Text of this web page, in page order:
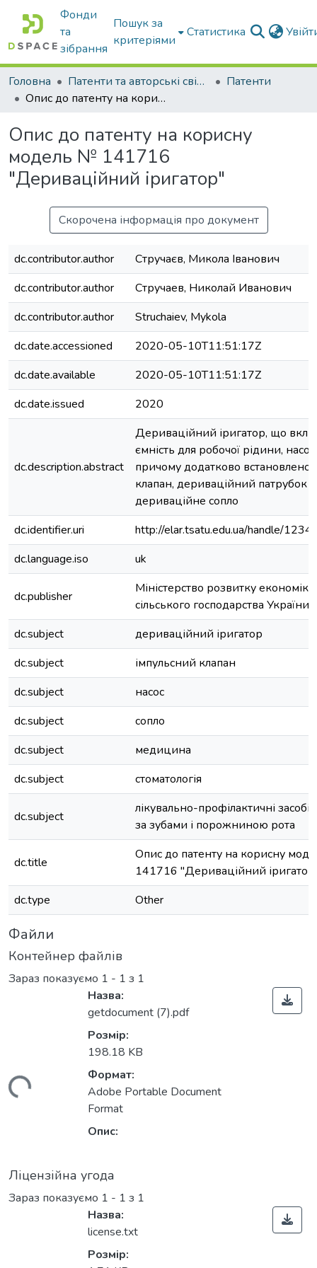
Фонди
та
зібрання
Пошук за
критеріями
Статистика
Головна Патенти та авторські свідоцтва
Патенти
Опис до патенту на корисну модель № 141716 "Дериваційний іригатор"
Опис до патенту на корисну
модель № 141716
"Дериваційний іригатор"
Скорочена інформація про документ
dc.contributor.author
Стручаєв, Микола Іванович
dc.contributor.author
Стручаев, Николай Иванович
dc.contributor.author
Struchaiev, Mykola
dc.date.accessioned
2020-05-10T11:51:17Z
dc.date.available
2020-05-10T11:51:17Z
dc.date.issued
2020
dc.description.abstract
Дериваційний іригатор, що
ємність для робочої рідини,
причому додатково встановлено
клапан, дериваційний патрубок
дериваційне сопло
dc.identifier.uri
http://elar.tsatu.edu.ua/handle/
dc.language.iso
uk
dc.publisher
Міністерство розвитку економіки,
сільського господарства України
dc.subject
дериваційний іригатор
dc.subject
імпульсний клапан
dc.subject
насос
dc.subject
сопло
dc.subject
медицина
dc.subject
стоматологія
dc.subject
лікувально-профілактичні
за зубами і порожниною рота
dc.title
Опис до патенту на корисну
141716 "Дериваційний
dc.type
Other
Файли
Контейнер файлів
Зараз показуємо 1 - 1 з 1
Назва:
getdocument (7).pdf
Розмір:
198.18 KB
Формат:
Adobe Portable Document
Format
Опис:
Ліцензійна угода
Зараз показуємо 1 - 1 з 1
Назва:
license.txt
Розмір: